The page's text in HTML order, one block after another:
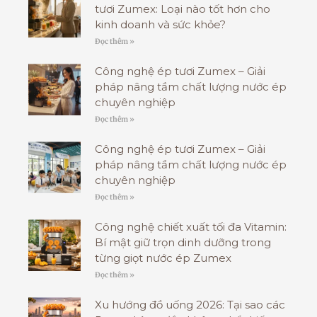
tươi Zumex: Loại nào tốt hơn cho
kinh doanh và sức khỏe?
Đọc thêm »
Công nghệ ép tươi Zumex – Giải
pháp nâng tầm chất lượng nước ép
chuyên nghiệp
Đọc thêm »
Công nghệ ép tươi Zumex – Giải
pháp nâng tầm chất lượng nước ép
chuyên nghiệp
Đọc thêm »
Công nghệ chiết xuất tối đa Vitamin:
Bí mật giữ trọn dinh dưỡng trong
từng giọt nước ép Zumex
Đọc thêm »
Xu hướng đồ uống 2026: Tại sao các